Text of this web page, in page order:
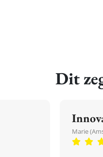
Dit
Marie